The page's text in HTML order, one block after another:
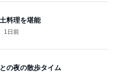
料理を堪能
1日前
の夜の散歩タイム